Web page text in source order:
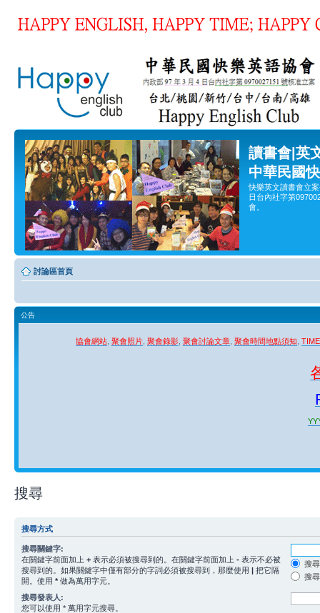
讀書會|英
中華民國
快樂英文讀書會立
日台內社字第
會。
討論區首頁
公告
協會網站 聚會照片 聚會錄影 聚會討論文章 聚會時間地點須知
搜尋
搜尋方式
搜尋關鍵字:
在關鍵字前面加上 + 表示必須被搜尋到的。在關鍵字前面加上 - 表示不必被
搜尋到的。如果關鍵字中僅有部分的字詞必須被搜尋到，那麼使用 | 把它隔
開。使用 * 做為萬用字元。
搜
搜
搜尋發表人:
您可以使用 * 萬用字元搜尋。